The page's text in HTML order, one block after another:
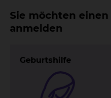
Sie möchten
anmelden
Geburtshilfe